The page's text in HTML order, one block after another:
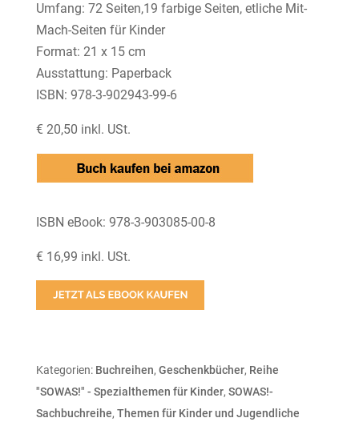
Umfang: 72 Seiten,19 farbige Seiten, etliche Mit-
Mach-Seiten für Kinder
Format: 21 x 15 cm
Ausstattung: Paperback
ISBN: 978-3-902943-99-6
€ 20,50 inkl. USt.
ISBN eBook: 978-3-903085-00-8
€ 16,99 inkl. USt.
Kategorien: Buchreihen, Geschenkbücher, Reihe
"SOWAS!" - Spezialthemen für Kinder, SOWAS!-
Sachbuchreihe, Themen für Kinder und Jugendliche